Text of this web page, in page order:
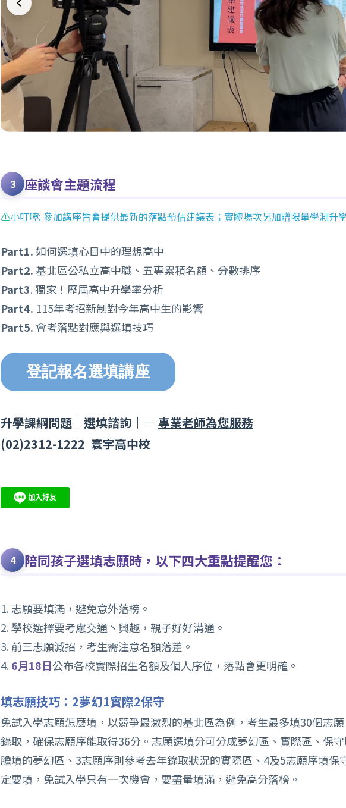
座談會主題流程
⚠️小叮嚀: 參加講座皆會提供最新的落點預估建議表；實體場次另加贈限量學測升
Part1.如何選填心目中的理想高中
Part2.基北區公私立高中職、五專累積名額、分數排序
Part3. 獨家！歷屆高中升學率分析
Part4. 115年考招新制對今年高中生的影響
Part5. 會考落點對應與選填技巧
登記報名選填講座
升學課綱問題｜選填諮詢｜—專業老師為您服務
(02)2312-1222 寰宇高中校
陪同孩子選填志願時，以下四大重點提醒您：
1. 志願要填滿，避免意外落榜。
2. 學校選擇要考慮交通丶興趣，親子好好溝通。
3. 前三志願減招，考生需注意名額落差。
4. 6月18日公布各校實際招生名額及個人序位，落點會更明確。
填志願技巧：2夢幻1實際2保守
免試入學志願怎麼填，以競爭最激烈的基北區為例，考生最多填30個志
錄取，確保志願序能取得36分。志願選填分可分成夢幻區、實際區、保
膽填的夢幻區、3志願序則參考去年錄取狀況的實際區、4及5志願序填保
定要填，免試入學只有一次機會，要盡量填滿，避免高分落榜。